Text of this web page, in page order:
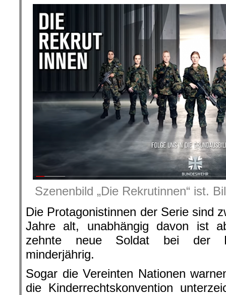
Szenenbild „Die Rekrutinnen“ ist.
Die Protagonistinnen der Serie sind
Jahre alt, unabhängig davon ist
zehnte neue Soldat bei der
minderjährig.
Sogar die Vereinten Nationen
die Kinderrechtskonvention